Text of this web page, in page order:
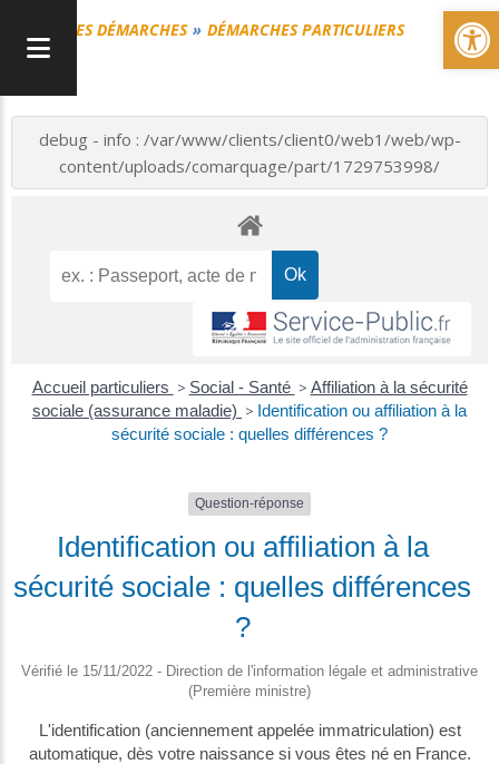
MES DÉMARCHES DÉMARCHES PARTICULIERS
debug - info : /var/www/clients/client0/web1/web/wp-
content/uploads/comarquage/part/1729753998/
Accueil particuliers > Social - Santé > Affiliation à la sécurité
sociale (assurance maladie) > Identification ou affiliation à la
sécurité sociale : quelles différences ?
Question-réponse
Identification ou affiliation à la
sécurité sociale : quelles différences
?
Vérifié le 15/11/2022 - Direction de l'information légale et administrative
(Première ministre)
L'identification (anciennement appelée immatriculation) est
automatique, dès votre naissance si vous êtes né en France.